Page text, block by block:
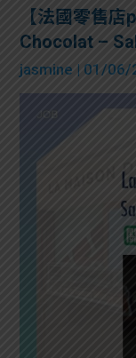
【法國零售
Chocolat –
jasmine | 01/06/